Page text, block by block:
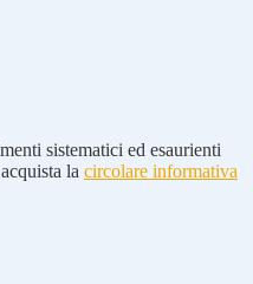
sistematici ed esaurienti
la circolare informativa